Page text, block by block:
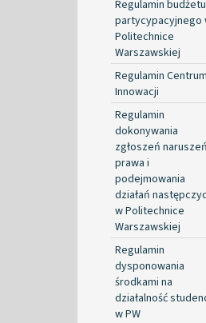
Regulamin budżetu
partycypacyjnego
Politechnice
Warszawskiej
Regulamin Centrum
Innowacji
Regulamin
dokonywania
zgłoszeń naruszeń
prawa i
podejmowania
działań
w Politechnice
Warszawskiej
Regulamin
dysponowania
środkami na
działalność
w PW